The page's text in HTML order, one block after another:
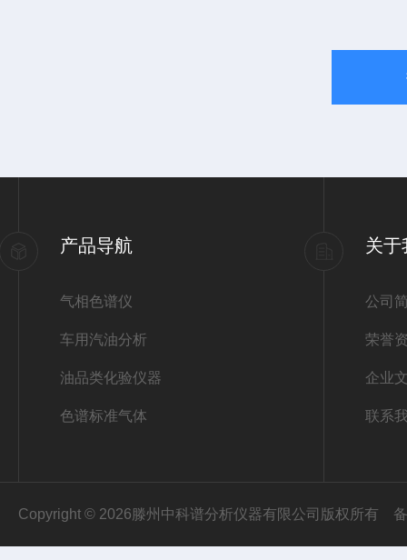
产品导航
气相色谱仪
车用汽油分析
油品类化验仪器
色谱标准气体
关于
公司
荣誉
企业
联系
Copyright © 2026滕州中科谱分析仪器有限公司版权所有